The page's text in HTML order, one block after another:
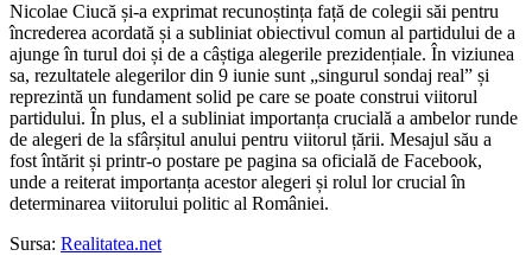
Nicolae Ciucă și-a exprimat recunoștința față de colegii săi pentru
încrederea acordată și a subliniat obiectivul comun al partidului de a
ajunge în turul doi și de a câștiga alegerile prezidențiale. În viziunea
sa, rezultatele alegerilor din 9 iunie sunt „singurul sondaj real” și
reprezintă un fundament solid pe care se poate construi viitorul
partidului. În plus, el a subliniat importanța crucială a ambelor runde
de alegeri de la sfârșitul anului pentru viitorul țării. Mesajul său a
fost întărit și printr-o postare pe pagina sa oficială de Facebook,
unde a reiterat importanța acestor alegeri și rolul lor crucial în
determinarea viitorului politic al României.
Sursa: Realitatea.net